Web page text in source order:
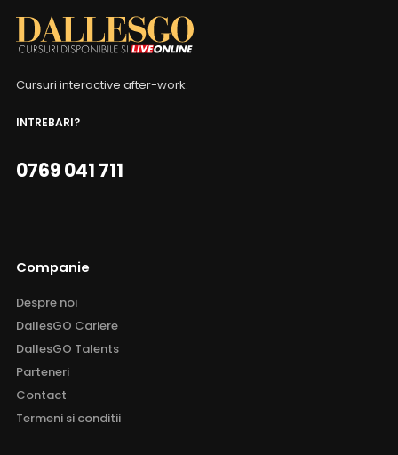
Cursuri interactive after-work.
INTREBARI?
0769 041 711
Companie
Despre noi
DallesGO Cariere
DallesGO Talents
Parteneri
Contact
Termeni si conditii